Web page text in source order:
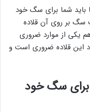
باید شما برای سگ خود
سگ بر روی آن قلاده
یکی از موارد ضروری
قلاده ضروری است و
برای سگ خود